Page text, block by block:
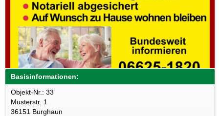
Basisinformationen:
Objekt-Nr.: 33
Musterstr. 1
36151 Burghaun